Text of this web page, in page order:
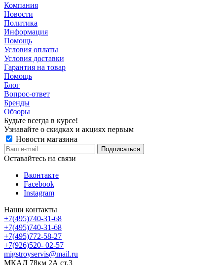
Компания
Новости
Политика
Информация
Помощь
Условия оплаты
Условия доставки
Гарантия на товар
Помощь
Блог
Вопрос-ответ
Бренды
Обзоры
Будьте всегда в курсе!
Узнавайте о скидках и акциях первым
Новости магазина
Оставайтесь на связи
Вконтакте
Facebook
Instagram
Наши контакты
+7(495)740-31-68
+7(495)740-31-68
+7(495)772-58-27
+7(926)520- 02-57
migstroyservis@mail.ru
МКАД 78км 2А ст.3